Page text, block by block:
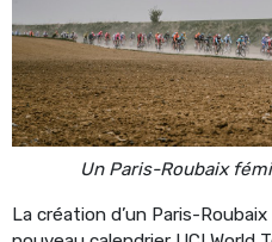
Un Paris-Roubaix
La création d’un Paris-